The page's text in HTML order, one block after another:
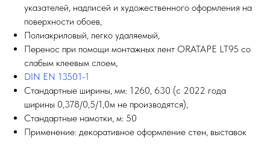
указателей, надписей и художественного оформления на
поверхности обоев,
Полиакриловый, легко удаляемый,
Перенос при помощи монтажных лент ORATAPE LT95 со
слабым клеевым слоем,
DIN EN 13501-1
Стандартные ширины, мм: 1260, 630 (с 2022 года
ширины 0,378/0,5/1,0м не производятся),
Стандартные намотки, м: 50
Применение: декоративное оформление стен, выставок